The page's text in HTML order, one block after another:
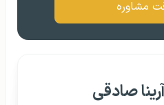
مشاوره
صادقی